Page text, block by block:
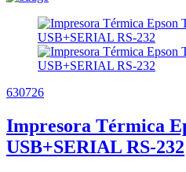
630726
Impresora Térmica
USB+SERIAL RS-232